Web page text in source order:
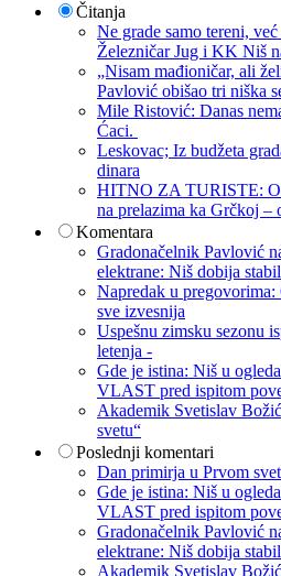
Čitanja
Ne grade samo tereni,
Železničar Jug i KK Niš
„Nisam mađioničar, ali
Pavlović obišao tri niška
Mile Ristović: Danas
Ćaci.
Leskovac; Iz budžeta
dinara
HITNO ZA TURISTE:
na prelazima ka Grčkoj –
Komentara
Gradonačelnik Pavlović
elektrane: Niš dobija
Napredak u pregovorima:
sve izvesnija
Uspešnu zimsku sezonu
letenja -
Gde je istina: Niš u
VLAST pred ispitom
Akademik Svetislav
svetu“
Poslednji komentari
Dan primirja u Prvom
Gde je istina: Niš u
VLAST pred ispitom
Gradonačelnik Pavlović
elektrane: Niš dobija
Akademik Svetislav